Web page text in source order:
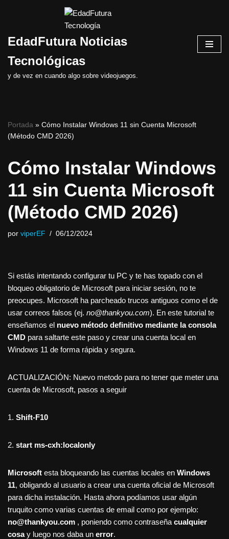
al
EdadFutura Noticias
Tecnológicas
y de vez en cuando algo sobre videojuegos.
Portada » Cómo Instalar Windows 11 sin Cuenta Microsoft
(Método CMD 2026)
Cómo Instalar Windows
11 sin Cuenta Microsoft
(Método CMD 2026)
por viperEF 06/12/2024
Si estás intentando configurar tu PC y te has topado con el
bloqueo obligatorio de Microsoft para iniciar sesión, no te
preocupes. Microsoft ha parcheado trucos antiguos como el de
usar correos falsos (ej. no@thankyou.com). En este tutorial te
enseñamos el nuevo método definitivo mediante la consola
CMD para saltarte este paso y crear una cuenta local en
Windows 11 de forma rápida y segura.
ACTUALIZACIÓN: Nuevo metodo para no tener que meter una
cuenta de Microsoft, pasos a seguir
1. Shift-F10
2. start ms-cxh:localonly
Microsoft esta bloqueando las cuentas locales en Windows
11, obligando al usuario a crear una cuenta oficial de Microsoft
para dicha instalación. Hasta ahora podíamos usar algún
truquito como varias cuentas de email como por ejemplo:
no@thankyou.com , poniendo como contraseña cualquier
cosay luego nos daba un error.